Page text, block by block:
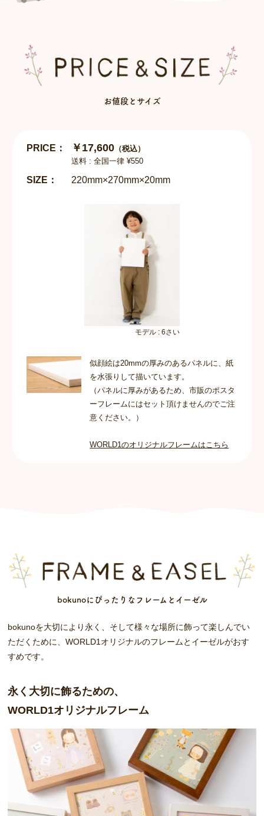
お値段とサイズ
PRICE： ￥17,600（税込）
送料 : 全国一律 ¥550
SIZE： 220mm×270mm×20mm
モデル : 6さい
似顔絵は20mmの厚みのあるパネルに、紙
を水張りして描いています。
（パネルに厚みがあるため、市販のポスタ
ーフレームにはセット頂けませんのでご注
意ください。）
WORLD1のオリジナルフレームはこちら
bokunoにぴったりなフレームとイーゼル
bokunoを大切により永く、そして様々な場所に飾って楽しんでい
ただくために、WORLD1オリジナルのフレームとイーゼルがおす
すめです。
永く大切に飾るための、
WORLD1オリジナルフレーム